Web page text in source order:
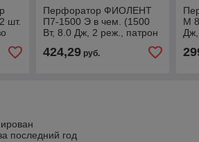
шт.
шт.
Перфоратор ФИОЛЕНТ
П7-1500 Э в чем. (1500
Вт, 8.0 Дж, 2 реж., патрон
424,29руб.
M
Дж,
последний год